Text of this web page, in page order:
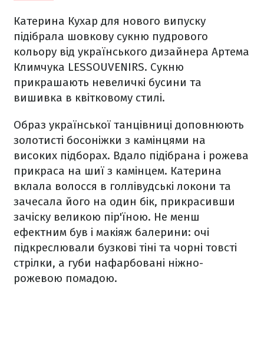
Катерина Кухар для нового випуску
підібрала шовкову сукню пудрового
кольору від українського дизайнера Артема
Климчука LESSOUVENIRS. Сукню
прикрашають невеличкі бусини та
вишивка в квітковому стилі.
Образ української танцівниці доповнюють
золотисті босоніжки з камінцями на
високих підборах. Вдало підібрана і рожева
прикраса на шиї з камінцем. Катерина
вклала волосся в голлівудські локони та
зачесала його на один бік, прикрасивши
зачіску великою пір'їною. Не менш
ефектним був і макіяж балерини: очі
підкреслювали бузкові тіні та чорні товсті
стрілки, а губи нафарбовані ніжно-
рожевою помадою.